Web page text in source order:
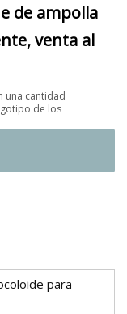
de ampolla
venta al
una cantidad
logotipo de los
para